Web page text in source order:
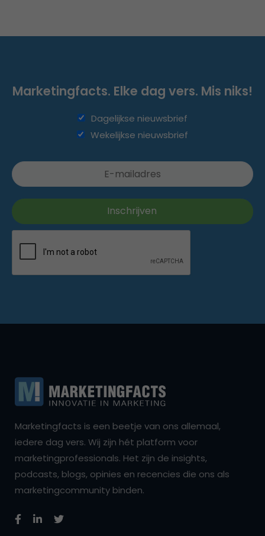
Marketingfacts. Elke dag vers. Mis niks!
Dagelijkse nieuwsbrief
Wekelijkse nieuwsbrief
Marketingfacts is een beetje van ons allemaal,
iedere dag vers. Wij zijn hét platform voor
marketingprofessionals. Het zijn de insights,
podcasts, blogs, opinies en recencies die ons als
marketingcommunity binden.